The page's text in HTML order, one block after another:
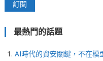
最熱門的話題
AI時代的資安關鍵，不在模